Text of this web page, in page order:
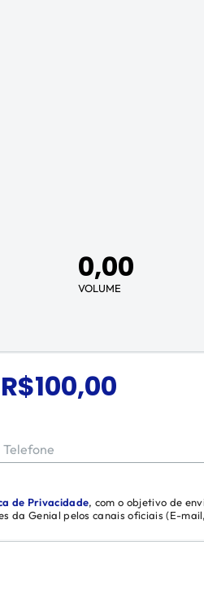
0,00
VOLUME
100,00
Telefone
de Privacidade, com o objetivo de
da Genial pelos canais oficiais (E-